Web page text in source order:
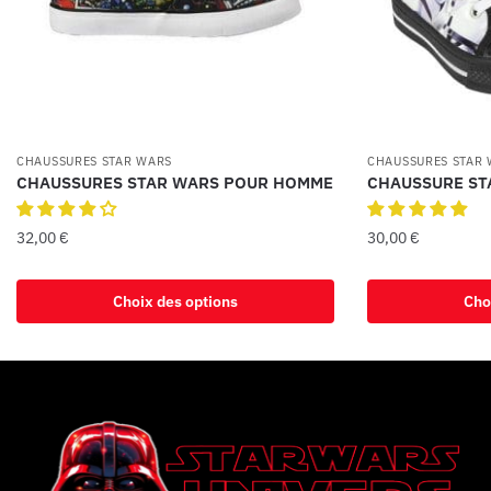
CHAUSSURES STAR WARS
CHAUSSURES STAR WARS POUR HOMME
32,00€
Choix des options
CHAUSSURES STAR
CHAUSSURE
30,00€